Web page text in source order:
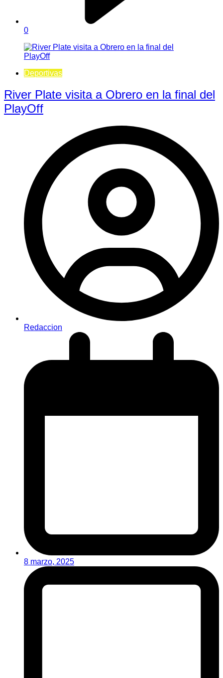
0
Deportivas
River Plate visita a Obrero en la final del
PlayOff
Redaccion
8 marzo, 2025